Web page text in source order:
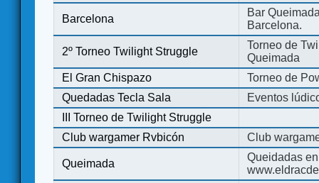
Barcelona
Bar
Barcelona.
2º Torneo Twilight Struggle
Torneo de
Queimada
El Gran Chispazo
Torneo de
Quedadas Tecla Sala
Eventos
III Torneo de Twilight Struggle
Club wargamer Rvbicón
Club
Queimada
Queidadas